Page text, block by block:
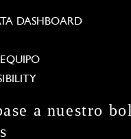
DASHBOARD
a nuestro